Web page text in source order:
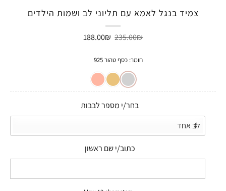
צמיד בנגל לאמא עם תליוני לב ושמות הילדים
235.00₪ המחיר
235.00₪.
188.00₪
חומר:כסף טהור 925
בחר/י מספר לבבות
כתוב/י שם ראשון